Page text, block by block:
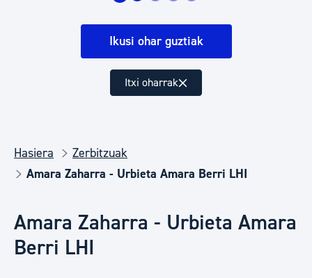
Ikusi ohar guztiak
Itxi oharrak
Hasiera
Zerbitzuak
Amara Zaharra - Urbieta Amara Berri LHI
Amara Zaharra - Urbieta Amara
Berri LHI